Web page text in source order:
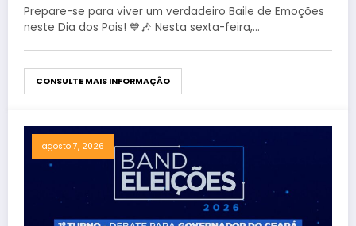
Prepare-se para viver um verdadeiro Baile de Emoções
neste Dia dos Pais! 💙🎶 Nesta sexta-feira,…
CONSULTE MAIS INFORMAÇÃO
agosto 7, 2026